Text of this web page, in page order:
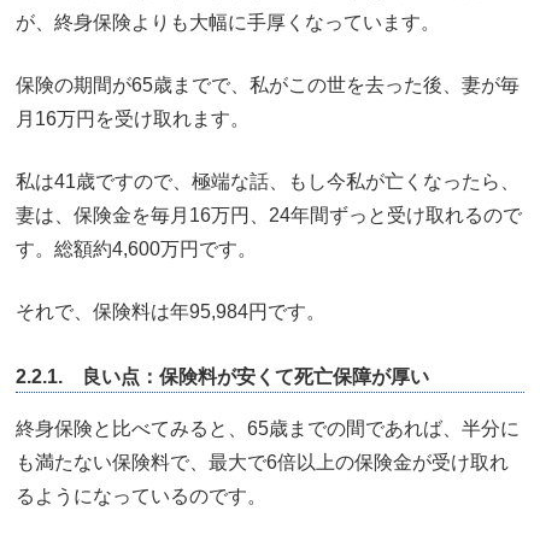
が、終身保険よりも大幅に手厚くなっています。
保険の期間が65歳までで、私がこの世を去った後、妻が毎
月16万円を受け取れます。
私は41歳ですので、極端な話、もし今私が亡くなったら、
妻は、保険金を毎月16万円、24年間ずっと受け取れるので
す。総額約4,600万円です。
それで、保険料は年95,984円です。
2.2.1. 良い点：保険料が安くて死亡保障が厚い
終身保険と比べてみると、65歳までの間であれば、半分に
も満たない保険料で、最大で6倍以上の保険金が受け取れ
るようになっているのです。